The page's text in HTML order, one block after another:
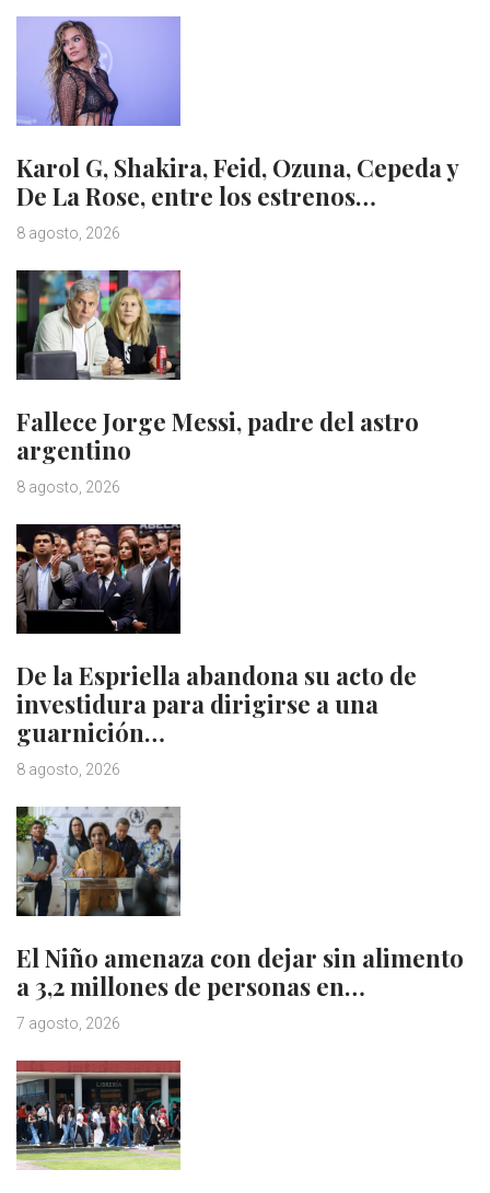
Karol G, Shakira, Feid, Ozuna, Cepeda y
De La Rose, entre los estrenos…
8 agosto, 2026
Fallece Jorge Messi, padre del astro
argentino
8 agosto, 2026
De la Espriella abandona su acto de
investidura para dirigirse a una
guarnición…
8 agosto, 2026
El Niño amenaza con dejar sin alimento
a 3,2 millones de personas en…
7 agosto, 2026